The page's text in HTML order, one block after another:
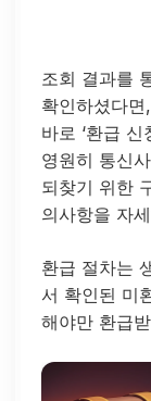
조회 결과를
확인하셨다
바로 ‘환급
영원히 통신
되찾기 위한
의사항을 자
환급 절차는
서 확인된 미
해야만 환급